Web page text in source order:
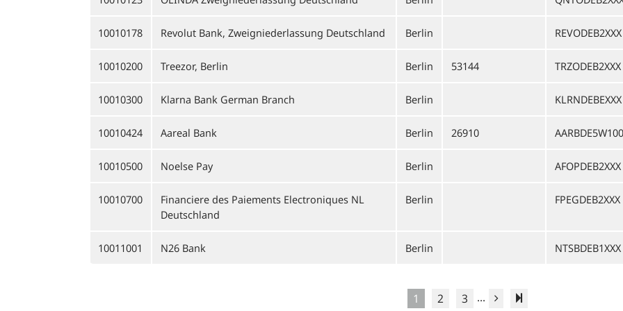
10010178 Revolut Bank, Zweigniederlassung Deutschland Berlin REVODEB2XXX
10010200 Treezor, Berlin Berlin 53144 TRZODEB2XXX
10010300 Klarna Bank German Branch Berlin KLRNDEBEXXX
10010424 Aareal Bank Berlin 26910 AARBDE5W100
10010500 Noelse Pay Berlin AFOPDEB2XXX
10010700
Financiere des Paiements Electroniques NL
Deutschland
Berlin FPEGDEB2XXX
10011001 N26 Bank Berlin NTSBDEB1XXX
1 2 3 ...